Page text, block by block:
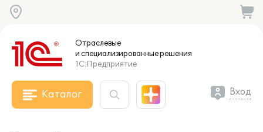
Отраслевые
и специализированныерешения
1С:Предприятие
Каталог Вход